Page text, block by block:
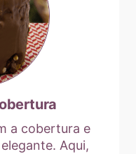
a cobertura e
Aqui,